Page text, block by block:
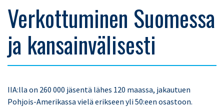
Verkottuminen Suomessa
ja kansainvälisesti
IIA:lla on 260 000 jäsentä lähes 120 maassa, jakautuen
Pohjois-Amerikassa vielä erikseen yli 50:een osastoon.